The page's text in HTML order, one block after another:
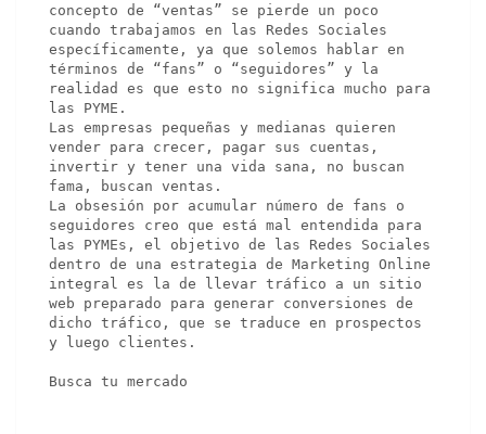
concepto de “ventas” se pierde un poco
cuando trabajamos en las Redes Sociales
específicamente, ya que solemos hablar en
términos de “fans” o “seguidores” y la
realidad es que esto no significa mucho para
las PYME.
Las empresas pequeñas y medianas quieren
vender para crecer, pagar sus cuentas,
invertir y tener una vida sana, no buscan
fama, buscan ventas.
La obsesión por acumular número de fans o
seguidores creo que está mal entendida para
las PYMEs, el objetivo de las Redes Sociales
dentro de una estrategia de Marketing Online
integral es la de llevar tráfico a un sitio
web preparado para generar conversiones de
dicho tráfico, que se traduce en prospectos
y luego clientes.
Busca tu mercado